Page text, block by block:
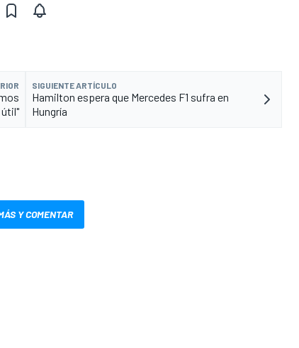
SIGUIENTE ARTÍCULO
Hamilton espera que Mercedes F1 sufra en
Hungría
Y COMENTAR